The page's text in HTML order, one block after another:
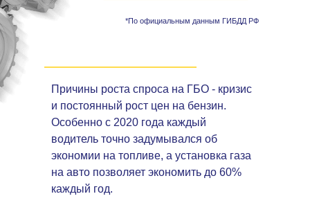
Причины роста спроса на ГБО - кризис
и постоянный рост цен на бензин.
Особенно с 2020 года каждый
водитель точно задумывался об
экономии на топливе, а установка газа
на авто позволяет экономить до 60%
каждый год.
*По официальным данным ГИБДД РФ